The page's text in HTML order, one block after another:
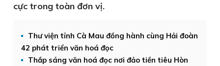
cực trong toàn đơn vị.
Thư viện tỉnh Cà Mau đồng hành cùng Hải đoàn
42 phát triển văn hoá đọc
Thắp sáng văn hoá đọc nơi đảo tiền tiêu Hòn